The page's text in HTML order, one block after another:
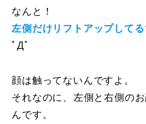
なんと！⁡
左側だけリフトアップしてる
ﾟДﾟ⁡
顔は触ってないんですよ。⁡
それなのに、⁡左側と右側の
んです。⁡